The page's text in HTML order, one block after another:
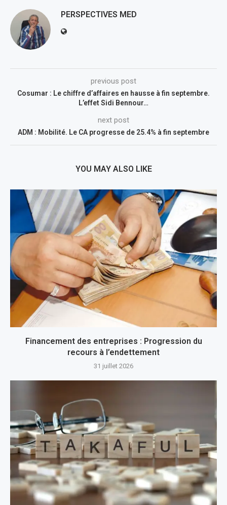
PERSPECTIVES MED
previous post
Cosumar : Le chiffre d’affaires en hausse à fin septembre.
L’effet Sidi Bennour…
next post
ADM : Mobilité. Le CA progresse de 25.4% à fin septembre
YOU MAY ALSO LIKE
Financement des entreprises : Progression du
recours à l’endettement
31 juillet 2026